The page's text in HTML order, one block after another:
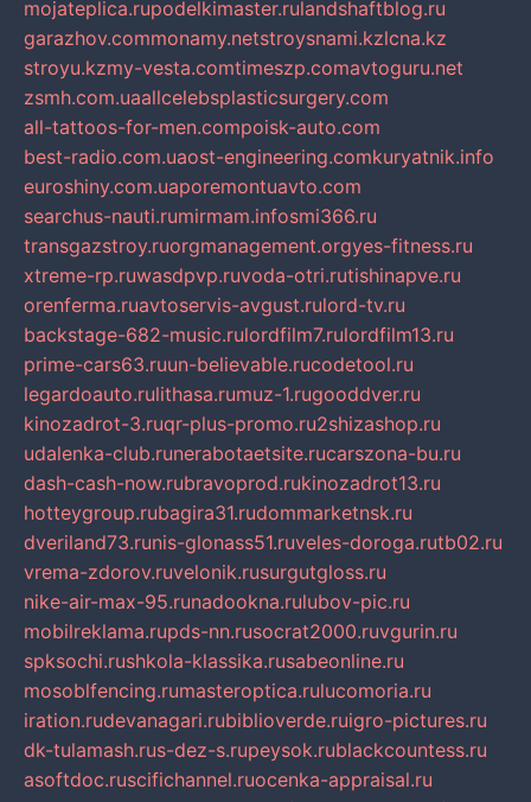
mojateplica.rupodelkimaster.rulandshaftblog.ru
garazhov.commonamy.netstroysnami.kzlcna.kz
stroyu.kzmy-vesta.comtimeszp.comavtoguru.net
zsmh.com.uaallcelebsplasticsurgery.com
all-tattoos-for-men.compoisk-auto.com
best-radio.com.uaost-engineering.comkuryatnik.info
euroshiny.com.uaporemontuavto.com
searchus-nauti.rumirmam.infosmi366.ru
transgazstroy.ruorgmanagement.orgyes-fitness.ru
xtreme-rp.ruwasdpvp.ruvoda-otri.rutishinapve.ru
orenferma.ruavtoservis-avgust.rulord-tv.ru
backstage-682-music.rulordfilm7.rulordfilm13.ru
prime-cars63.ruun-believable.rucodetool.ru
legardoauto.rulithasa.rumuz-1.rugooddver.ru
kinozadrot-3.ruqr-plus-promo.ru2shizashop.ru
udalenka-club.runerabotaetsite.rucarszona-bu.ru
dash-cash-now.rubravoprod.rukinozadrot13.ru
hotteygroup.rubagira31.rudommarketnsk.ru
dveriland73.runis-glonass51.ruveles-doroga.rutb02.ru
vrema-zdorov.ruvelonik.rusurgutgloss.ru
nike-air-max-95.runadookna.rulubov-pic.ru
mobilreklama.rupds-nn.rusocrat2000.ruvgurin.ru
spksochi.rushkola-klassika.rusabeonline.ru
mosoblfencing.rumasteroptica.rulucomoria.ru
iration.rudevanagari.rubiblioverde.ruigro-pictures.ru
dk-tulamash.rus-dez-s.rupeysok.rublackcountess.ru
asoftdoc.ruscifichannel.ruocenka-appraisal.ru